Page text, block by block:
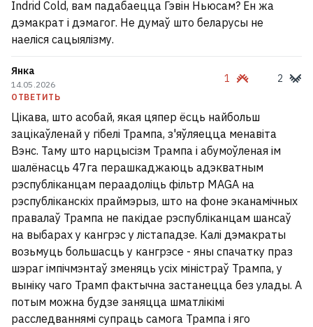
Indrid Cold, вам падабаецца Гэвін Ньюсам? Ён жа
дэмакрат і дэмагог. Не думаў што беларусы не
наеліся сацыялізму.
Янка
14.05.2026
ОТВЕТИТЬ
1 2
Цікава, што асобай, якая цяпер ёсць найбольш
зацікаўленай у гібелі Трампа, з'яўляецца менавіта
Вэнс. Таму што нарцысізм Трампа і абумоўленая ім
шалёнасць 47га перашкаджаюць адэкватным
рэспубліканцам пераадоліць фільтр MAGA на
рэспубліканскіх праймэрыз, што на фоне эканамічных
правалаў Трампа не пакідае рэспубліканцам шансаў
на выбарах у кангрэс у лістападзе. Калі дэмакраты
возьмуць большасць у кангрэсе - яны спачатку праз
шэраг імпічмэнтаў зменяць усіх міністраў Трампа, у
выніку чаго Трамп фактычна застанецца без улады. А
потым можна будзе заняцца шматлікімі
расследваннямі супраць самога Трампа і яго
Минским Шабанам посвятили модную
коллекцию: где купить и что по ценам?
Женский алкоголизм: чем он отличается
от мужского и как к таким женщинам
относиться?
12
БАТЭ опроверг слухи о продаже клуба
Капским